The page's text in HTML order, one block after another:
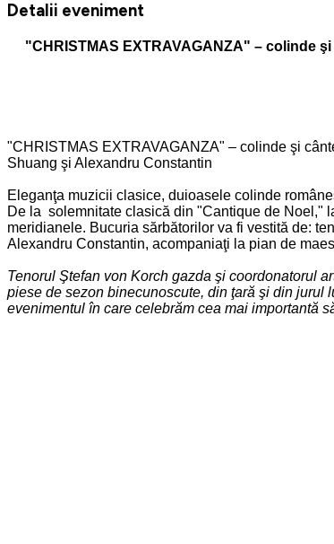
Detalii eveniment
"CHRISTMAS EXTRAVAGANZA" – colinde
"CHRISTMAS EXTRAVAGANZA" – colinde şi
Shuang şi Alexandru Constantin
Eleganţa muzicii clasice, duioasele colinde
De la solemnitate clasică din "Cantique de Noel,"
meridianele. Bucuria sărbătorilor va fi vestită de:
Alexandru Constantin, acompaniaţi la pian de
Tenorul Ştefan von Korch gazda şi coordonatorul
piese de sezon binecunoscute, din ţară şi din jurul
evenimentul în care celebrăm cea mai importantă